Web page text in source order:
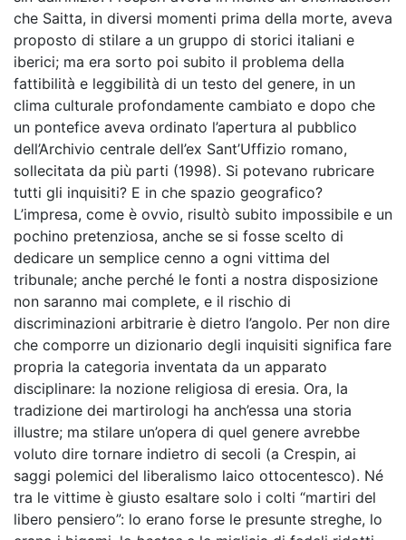
che Saitta, in diversi momenti prima della morte, aveva
proposto di stilare a un gruppo di storici italiani e
iberici; ma era sorto poi subito il problema della
fattibilità e leggibilità di un testo del genere, in un
clima culturale profondamente cambiato e dopo che
un pontefice aveva ordinato l’apertura al pubblico
dell’Archivio centrale dell’ex Sant’Uffizio romano,
sollecitata da più parti (1998). Si potevano rubricare
tutti gli inquisiti? E in che spazio geografico?
L’impresa, come è ovvio, risultò subito impossibile e un
pochino pretenziosa, anche se si fosse scelto di
dedicare un semplice cenno a ogni vittima del
tribunale; anche perché le fonti a nostra disposizione
non saranno mai complete, e il rischio di
discriminazioni arbitrarie è dietro l’angolo. Per non dire
che comporre un dizionario degli inquisiti significa fare
propria la categoria inventata da un apparato
disciplinare: la nozione religiosa di eresia. Ora, la
tradizione dei martirologi ha anch’essa una storia
illustre; ma stilare un’opera di quel genere avrebbe
voluto dire tornare indietro di secoli (a Crespin, ai
saggi polemici del liberalismo laico ottocentesco). Né
tra le vittime è giusto esaltare solo i colti “martiri del
libero pensiero”: lo erano forse le presunte streghe, lo